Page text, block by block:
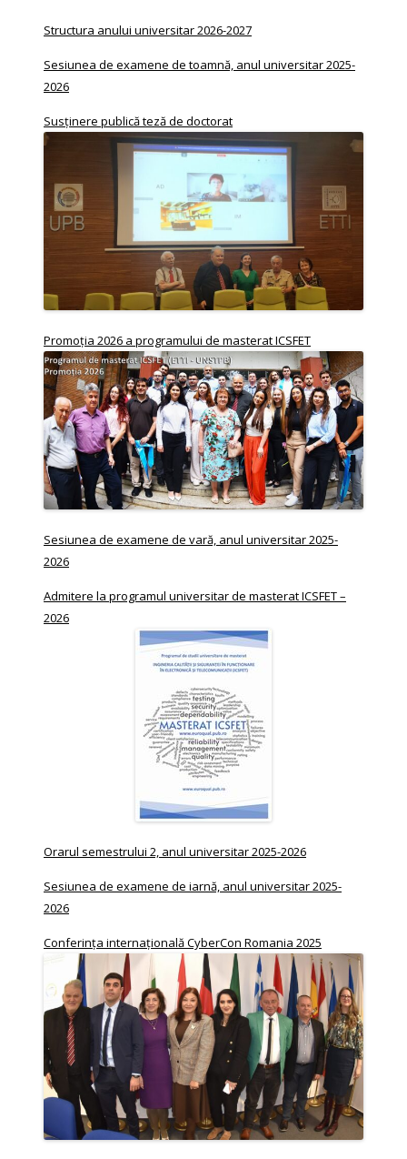
Structura anului universitar 2026-2027
Sesiunea de examene de toamnă, anul universitar 2025-
2026
Susținere publică teză de doctorat
Promoția 2026 a programului de masterat ICSFET
Sesiunea de examene de vară, anul universitar 2025-
2026
Admitere la programul universitar de masterat ICSFET –
2026
Orarul semestrului 2, anul universitar 2025-2026
Sesiunea de examene de iarnă, anul universitar 2025-
2026
Conferința internațională CyberCon Romania 2025